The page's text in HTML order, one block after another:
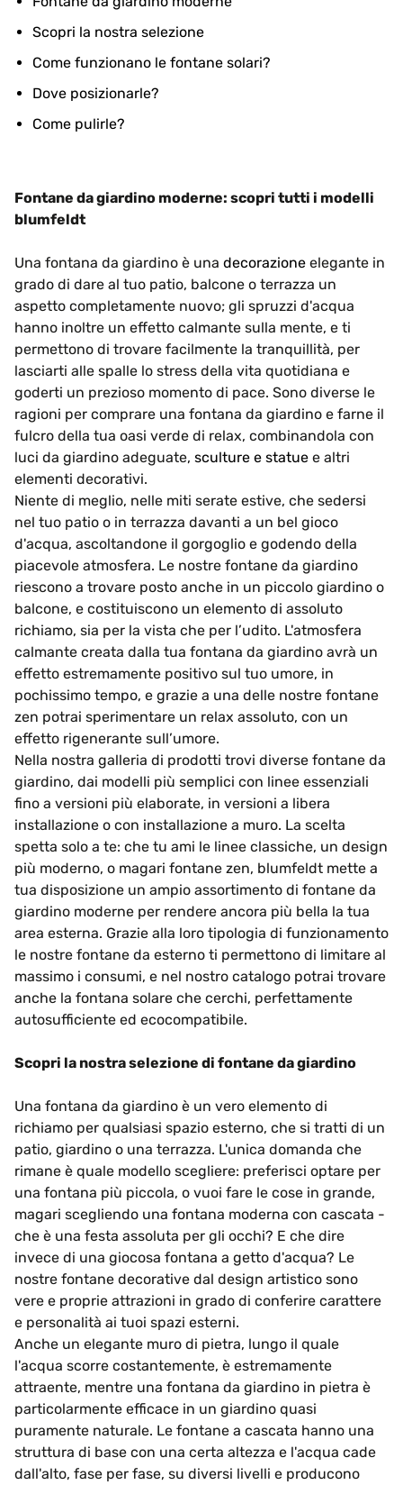
Scopri la nostra selezione
Come funzionano le fontane solari?
Dove posizionarle?
Come pulirle?
Fontane da giardino moderne: scopri tutti i modelli
blumfeldt
Una fontana da giardino è una decorazione elegante in
grado di dare al tuo patio, balcone o terrazza un
aspetto completamente nuovo; gli spruzzi d'acqua
hanno inoltre un effetto calmante sulla mente, e ti
permettono di trovare facilmente la tranquillità, per
lasciarti alle spalle lo stress della vita quotidiana e
goderti un prezioso momento di pace. Sono diverse le
ragioni per comprare una fontana da giardino e farne il
fulcro della tua oasi verde di relax, combinandola con
luci da giardino adeguate, sculture e statue e altri
elementi decorativi.
Niente di meglio, nelle miti serate estive, che sedersi
nel tuo patio o in terrazza davanti a un bel gioco
d'acqua, ascoltandone il gorgoglio e godendo della
piacevole atmosfera. Le nostre fontane da giardino
riescono a trovare posto anche in un piccolo giardino o
balcone, e costituiscono un elemento di assoluto
richiamo, sia per la vista che per l’udito. L'atmosfera
calmante creata dalla tua fontana da giardino avrà un
effetto estremamente positivo sul tuo umore, in
pochissimo tempo, e grazie a una delle nostre fontane
zen potrai sperimentare un relax assoluto, con un
effetto rigenerante sull’umore.
Nella nostra galleria di prodotti trovi diverse fontane da
giardino, dai modelli più semplici con linee essenziali
fino a versioni più elaborate, in versioni a libera
installazione o con installazione a muro. La scelta
spetta solo a te: che tu ami le linee classiche, un design
più moderno, o magari fontane zen, blumfeldt mette a
tua disposizione un ampio assortimento di fontane da
giardino moderne per rendere ancora più bella la tua
area esterna. Grazie alla loro tipologia di funzionamento
le nostre fontane da esterno ti permettono di limitare al
massimo i consumi, e nel nostro catalogo potrai trovare
anche la fontana solare che cerchi, perfettamente
autosufficiente ed ecocompatibile.
Scopri la nostra selezione di fontane da giardino
Una fontana da giardino è un vero elemento di
richiamo per qualsiasi spazio esterno, che si tratti di un
patio, giardino o una terrazza. L'unica domanda che
rimane è quale modello scegliere: preferisci optare per
una fontana più piccola, o vuoi fare le cose in grande,
magari scegliendo una fontana moderna con cascata -
che è una festa assoluta per gli occhi? E che dire
invece di una giocosa fontana a getto d'acqua? Le
nostre fontane decorative dal design artistico sono
vere e proprie attrazioni in grado di conferire carattere
e personalità ai tuoi spazi esterni.
Anche un elegante muro di pietra, lungo il quale
l'acqua scorre costantemente, è estremamente
attraente, mentre una fontana da giardino in pietra è
particolarmente efficace in un giardino quasi
puramente naturale. Le fontane a cascata hanno una
struttura di base con una certa altezza e l'acqua cade
dall'alto, fase per fase, su diversi livelli e producono